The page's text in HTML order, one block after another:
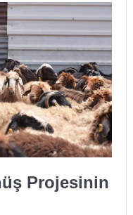
Projesinin